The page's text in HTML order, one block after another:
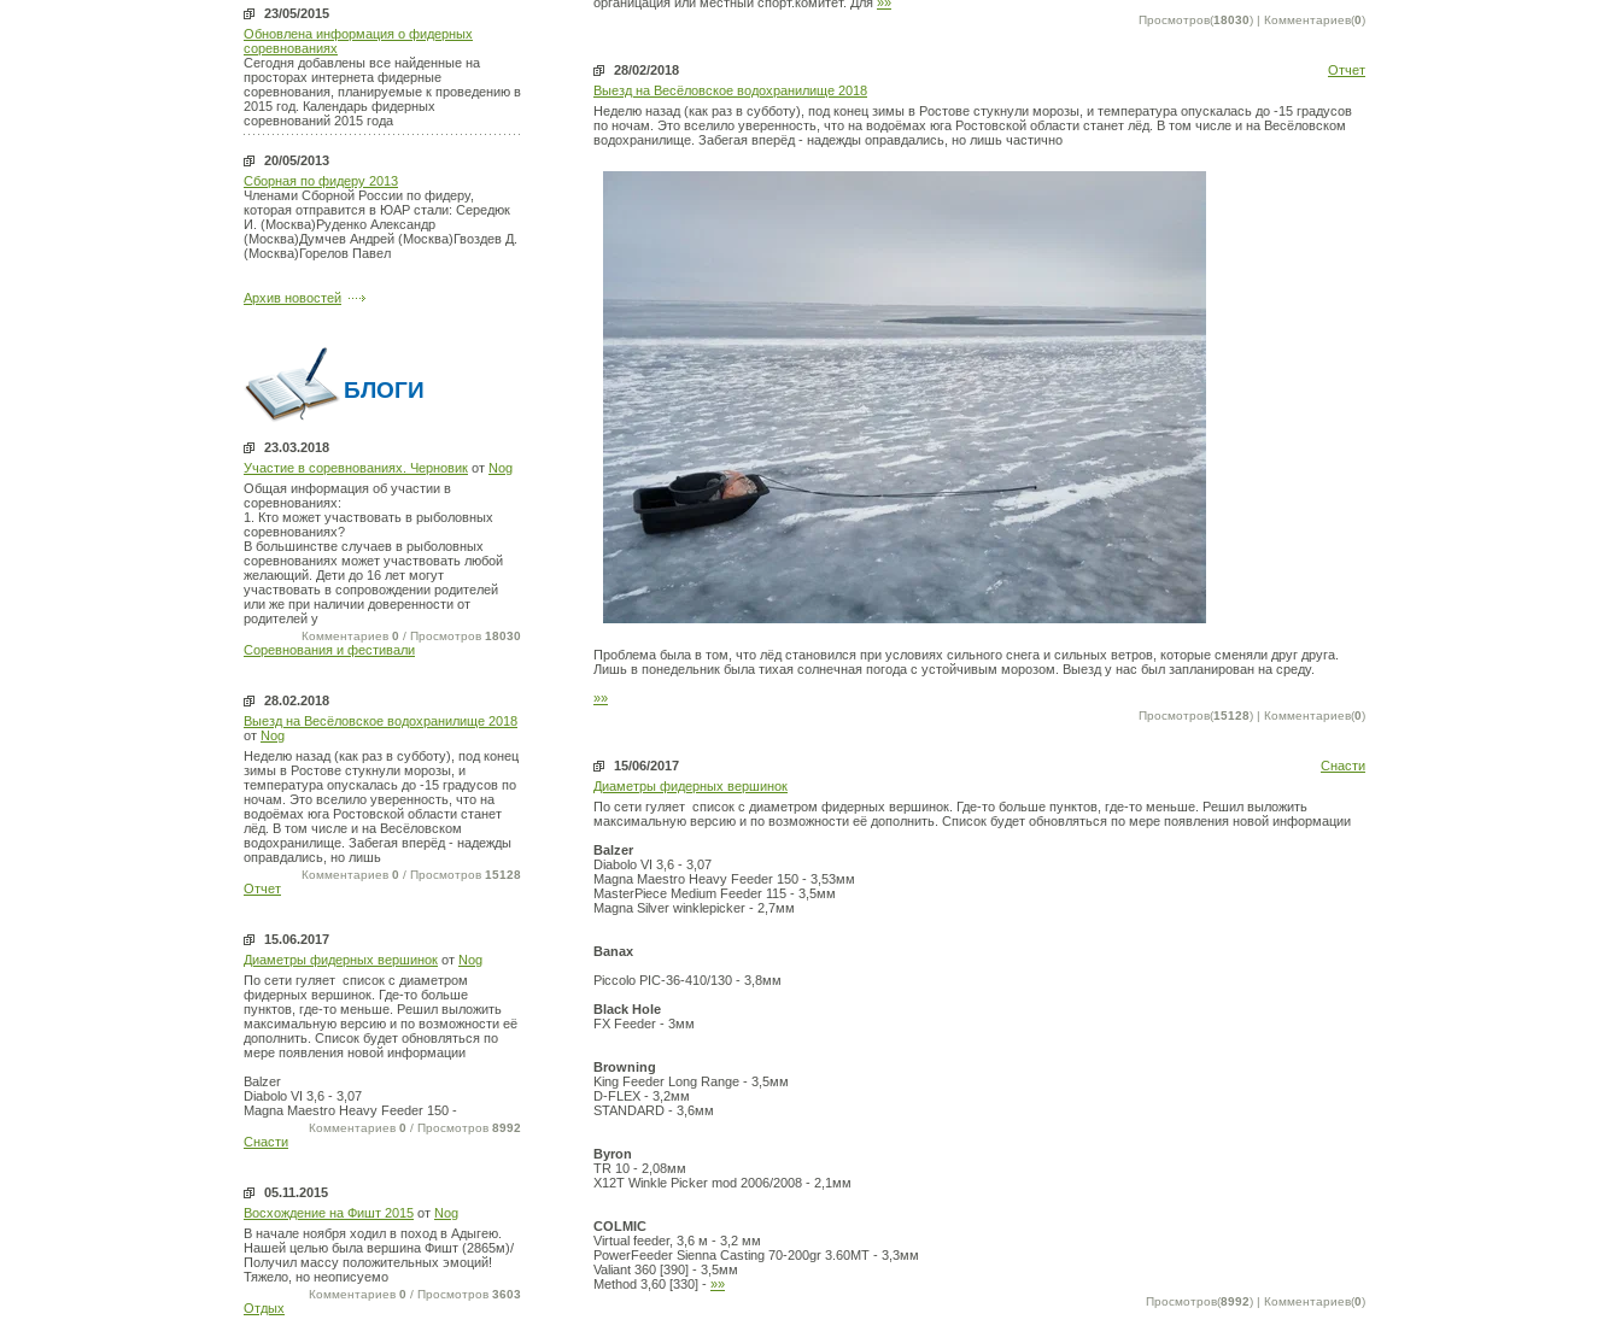
23/05/2015
Обновлена информация о фидерных
соревнованиях
Сегодня добавлены все найденные на
просторах интернета фидерные
соревнования, планируемые к проведению в
2015 год. Календарь фидерных
соревнований 2015 года
20/05/2013
Сборная по фидеру 2013
Членами Сборной России по фидеру,
которая отправится в ЮАР стали: Середюк
И. (Москва)Руденко Александр
(Москва)Думчев Андрей (Москва)Гвоздев Д.
(Москва)Горелов Павел
Архив новостей
БЛОГИ
23.03.2018
Участие в соревнованиях. Черновик от Nog
Общая информация об участии в
соревнованиях:
1. Кто может участвовать в рыболовных
соревнованиях?
В большинстве случаев в рыболовных
соревнованиях может участвовать любой
желающий. Дети до 16 лет могут
участвовать в сопровождении родителей
или же при наличии доверенности от
родителей у
Комментариев 0 / Просмотров 18030
Соревнования и фестивали
28.02.2018
Выезд на Весёловское водохранилище 2018
от Nog
Неделю назад (как раз в субботу), под конец
зимы в Ростове стукнули морозы, и
температура опускалась до -15 градусов по
ночам. Это вселило уверенность, что на
водоёмах юга Ростовской области станет
лёд. В том числе и на Весёловском
водохранилище. Забегая вперёд - надежды
оправдались, но лишь
Комментариев 0 / Просмотров 15128
Отчет
15.06.2017
Диаметры фидерных вершинок от Nog
По сети гуляет список с диаметром
фидерных вершинок. Где-то больше
пунктов, где-то меньше. Решил выложить
максимальную версию и по возможности её
дополнить. Список будет обновляться по
мере появления новой информации
Balzer
Diabolo VI 3,6 - 3,07
Magna Maestro Heavy Feeder 150 -
Комментариев 0 / Просмотров 8992
Снасти
05.11.2015
Восхождение на Фишт 2015 от Nog
В начале ноября ходил в поход в Адыгею.
Нашей целью была вершина Фишт (2865м)/
Получил массу положительных эмоций!
Тяжело, но неописуемо
Комментариев 0 / Просмотров 3603
Отдых
Просмотров(18030) | Комментариев(0)
Отчет
28/02/2018
Выезд на Весёловское водохранилище 2018
Неделю назад (как раз в субботу), под конец зимы в Ростове стукнули морозы, и температура опускалась до -15 градусов
по ночам. Это вселило уверенность, что на водоёмах юга Ростовской области станет лёд. В том числе и на Весёловском
водохранилище. Забегая вперёд - надежды оправдались, но лишь частично
Проблема была в том, что лёд становился при условиях сильного снега и сильных ветров, которые сменяли друг друга.
Лишь в понедельник была тихая солнечная погода с устойчивым морозом. Выезд у нас был запланирован на среду.
»»
Просмотров(15128) | Комментариев(0)
Снасти
15/06/2017
Диаметры фидерных вершинок
По сети гуляет список с диаметром фидерных вершинок. Где-то больше пунктов, где-то меньше. Решил выложить
максимальную версию и по возможности её дополнить. Список будет обновляться по мере появления новой информации
Balzer
Diabolo VI 3,6 - 3,07
Magna Maestro Heavy Feeder 150 - 3,53мм
MasterPiece Medium Feeder 115 - 3,5мм
Magna Silver winklepicker - 2,7мм
Banax
Piccolo PIC-36-410/130 - 3,8мм
Black Hole
FX Feeder - 3мм
Browning
King Feeder Long Range - 3,5мм
D-FLEX - 3,2мм
STANDARD - 3,6мм
Byron
TR 10 - 2,08мм
X12T Winkle Picker mod 2006/2008 - 2,1мм
COLMIC
Virtual feeder, 3,6 м - 3,2 мм
PowerFeeder Sienna Casting 70-200gr 3.60MT - 3,3мм
Valiant 360 [390] - 3,5мм
Method 3,60 [330] - »»
Просмотров(8992) | Комментариев(0)